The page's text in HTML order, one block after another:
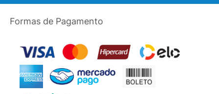
Formas de Pagamento